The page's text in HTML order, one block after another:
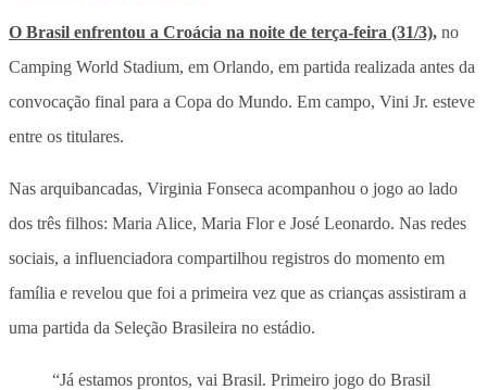
O Brasil enfrentou a Croácia na noite de terça-feira (31/3), no
Camping World Stadium, em Orlando, em partida realizada antes da
convocação final para a Copa do Mundo. Em campo, Vini Jr. esteve
entre os titulares.
Nas arquibancadas, Virginia Fonseca acompanhou o jogo ao lado
dos três filhos: Maria Alice, Maria Flor e José Leonardo. Nas redes
sociais, a influenciadora compartilhou registros do momento em
família e revelou que foi a primeira vez que as crianças assistiram a
uma partida da Seleção Brasileira no estádio.
“Já estamos prontos, vai Brasil. Primeiro jogo do Brasil